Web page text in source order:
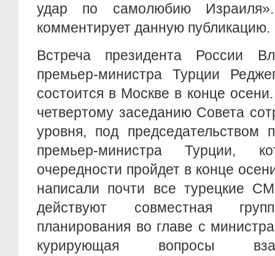
удар по самолюбию
комментирует данную публикацию.
Встреча президента России
премьер-министра Турции
состоится в Москве в конце
четвертому заседанию Совета
уровня, под председательством
премьер-министра Турции,
очередности пройдет в конце
написали почти все турецкие
действуют совместная
планирования во главе с
курирующая вопросы